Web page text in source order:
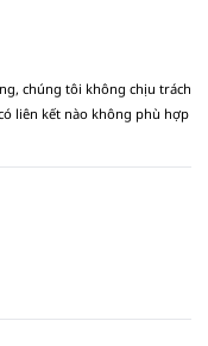
chúng tôi không chịu trách
liên kết nào không phù hợp